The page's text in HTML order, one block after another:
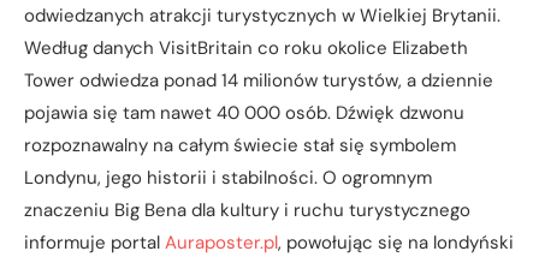
odwiedzanych atrakcji turystycznych w Wielkiej Brytanii.
Według danych VisitBritain co roku okolice Elizabeth
Tower odwiedza ponad 14 milionów turystów, a dziennie
pojawia się tam nawet 40 000 osób. Dźwięk dzwonu
rozpoznawalny na całym świecie stał się symbolem
Londynu, jego historii i stabilności. O ogromnym
znaczeniu Big Bena dla kultury i ruchu turystycznego
informuje portal Auraposter.pl, powołując się na londyński